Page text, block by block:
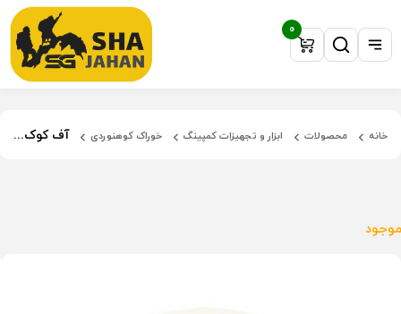
0
خانه محصولات ابزار و تجهیزات کمپینگ خوراک کوهنوردی آف کوک پاستای گوجه فرنگی OFF COOK